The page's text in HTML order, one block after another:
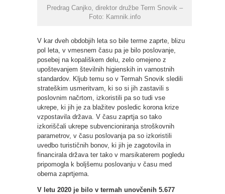
Predrag Canjko, direktor družbe Term Snovik –
Foto: Kamnik.info
V kar dveh obdobjih leta so bile terme zaprte, blizu
pol leta, v vmesnem času pa je bilo poslovanje,
posebej na kopališkem delu, zelo omejeno z
upoštevanjem številnih higienskih in varnostnih
standardov. Kljub temu so v Termah Snovik sledili
strateškim usmeritvam, ki so si jih zastavili s
poslovnim načrtom, izkoristili pa so tudi vse
ukrepe, ki jih je za blažitev posledic korona krize
vzpostavila država. V času zaprtja so tako
izkoriščali ukrepe subvencioniranja stroškovnih
parametrov, v času poslovanja pa so izkoristili
uvedbo turističnih bonov, ki jih je zagotovila in
financirala država ter tako v marsikaterem pogledu
pripomogla k boljšemu poslovanju v času med
obema zaprtjema.
V letu 2020 je bilo v termah unovčenih 5.677